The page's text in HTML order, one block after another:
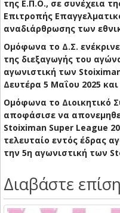
της Ε.Π.Ο., σε συνέχεια
Επιτροπής
αναδιάρθρωσης των
Ομόφωνα το Δ.Σ.
της διεξαγωγής του
αγωνιστική των
Δευτέρα 5 Μαΐου 2025
Ομόφωνα το Διοικητικό
αποφάσισε να
Stoiximan Super League
τελευταίο εντός έδρας
την 5η αγωνιστική των
Διαβάστε